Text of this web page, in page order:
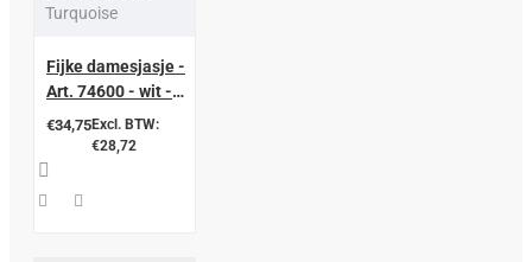
Turquoise
Fijke damesjasje -
Art. 74600 - wit -
turquoise
€34,75Excl. BTW:
€28,72